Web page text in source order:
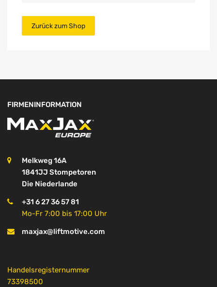
Zurück zum Shop
FIRMENINFORMATION
Melkweg 16A
1841JJ Stompetoren
Die Niederlande
+31 6 27 36 57 81
Mo-Fr 7:00 bis 17:00 Uhr
maxjax@liftmotive.com
Handelsregisternummer
73398500